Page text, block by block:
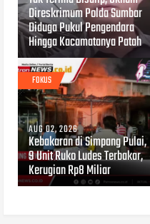
Direskrimum Polda Sumbar
Diduga Pukul Pengendara
Hingga Kacamatanya Patah
FOKUS
AUG 02, 2026
Kebakaran di Simpang Pulai,
9 Unit Ruko Ludes Terbakar,
Kerugian Rp8 Miliar